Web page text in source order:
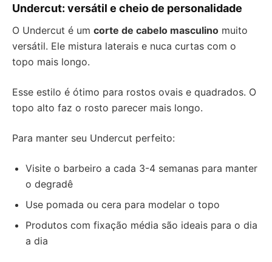
Undercut: versátil e cheio de personalidade
O Undercut é um corte de cabelo masculino muito
versátil. Ele mistura laterais e nuca curtas com o
topo mais longo.
Esse estilo é ótimo para rostos ovais e quadrados. O
topo alto faz o rosto parecer mais longo.
Para manter seu Undercut perfeito:
Visite o barbeiro a cada 3-4 semanas para manter
o degradê
Use pomada ou cera para modelar o topo
Produtos com fixação média são ideais para o dia
a dia